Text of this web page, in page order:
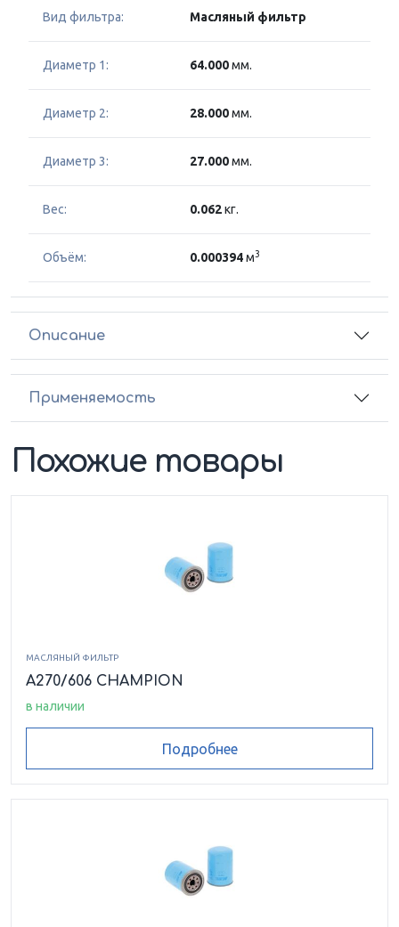
Вид фильтра: Масляный фильтр
Диаметр 1: 64.000мм.
Диаметр 2: 28.000мм.
Диаметр 3: 27.000мм.
Вес: 0.062кг.
Объём: 0.000394м3
Описание
Применяемость
Похожие товары
МАСЛЯНЫЙ ФИЛЬТР
A270/606 CHAMPION
в наличии
Подробнее